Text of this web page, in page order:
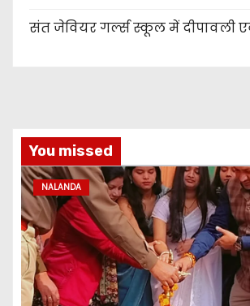
संत जेवियर गर्ल्स स्कूल में दीपावली
You missed
NALANDA